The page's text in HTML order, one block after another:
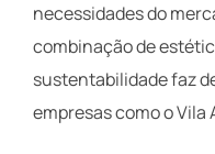
necessidades do
combinação de
sustentabilidade faz
empresas como o Vila